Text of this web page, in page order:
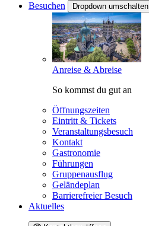
Besuchen
Dropdown umschalten
Anreise & Abreise
So kommst du gut an
Öffnungszeiten
Eintritt & Tickets
Veranstaltungsbesuch
Kontakt
Gastronomie
Führungen
Gruppenausflug
Geländeplan
Barrierefreier Besuch
Aktuelles